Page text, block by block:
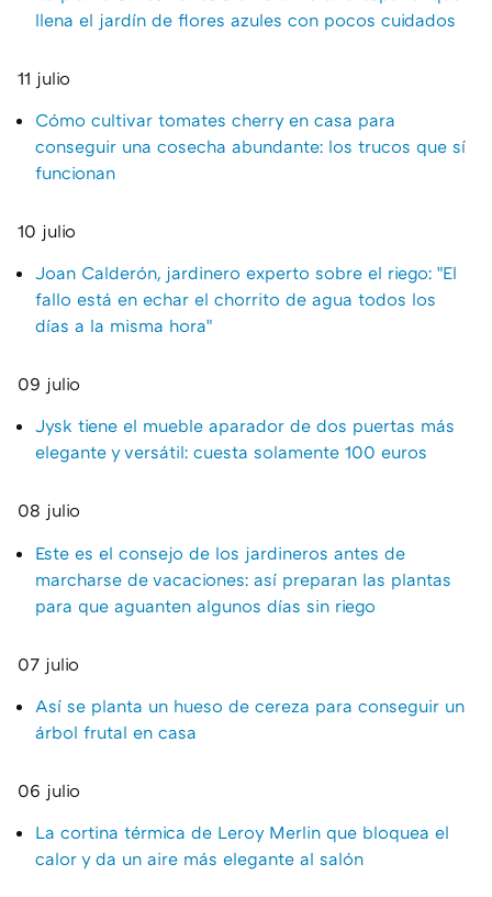
llena el jardín de flores azules con pocos cuidados
11 julio
Cómo cultivar tomates cherry en casa para
conseguir una cosecha abundante: los trucos que sí
funcionan
10 julio
Joan Calderón, jardinero experto sobre el riego: "El
fallo está en echar el chorrito de agua todos los
días a la misma hora"
09 julio
Jysk tiene el mueble aparador de dos puertas más
elegante y versátil: cuesta solamente 100 euros
08 julio
Este es el consejo de los jardineros antes de
marcharse de vacaciones: así preparan las plantas
para que aguanten algunos días sin riego
07 julio
Así se planta un hueso de cereza para conseguir un
árbol frutal en casa
06 julio
La cortina térmica de Leroy Merlin que bloquea el
calor y da un aire más elegante al salón